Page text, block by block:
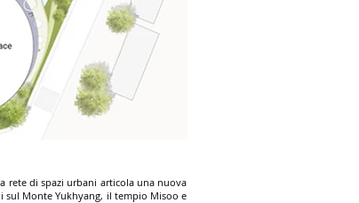
rete di spazi urbani articola una nuova
sul Monte Yukhyang, il tempio Misoo e